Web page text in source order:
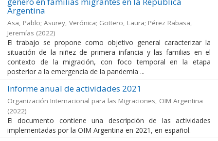
Argentina
Asa, Pablo; Asurey, Verónica; Gottero, Laura; Pérez Rabasa,
Jeremías (2022)
El trabajo se propone como objetivo general caracterizar la
situación de la niñez de primera infancia y las familias en el
contexto de la migración, con foco temporal en la etapa
posterior a la emergencia de la pandemia ...
Informe anual de actividades 2021
Organización Internacional para las Migraciones, OIM Argentina
(2022)
El documento contiene una descripción de las actividades
implementadas por la OIM Argentina en 2021, en español.